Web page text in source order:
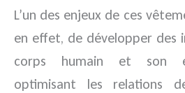
L’un des enjeux de ces
en effet, de développer des
corps humain et son
optimisant les relations